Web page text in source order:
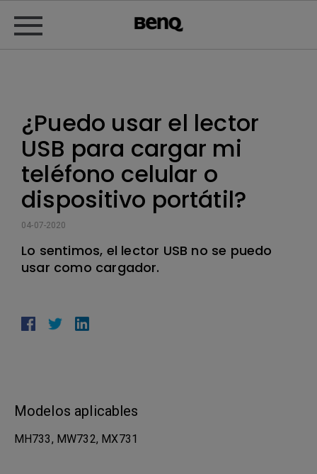
¿Puedo usar el lector
USB para cargar mi
teléfono celular o
dispositivo portátil?
04-07-2020
Lo sentimos, el lector USB no se puedo
usar como cargador.
Modelos aplicables
MH733, MW732, MX731